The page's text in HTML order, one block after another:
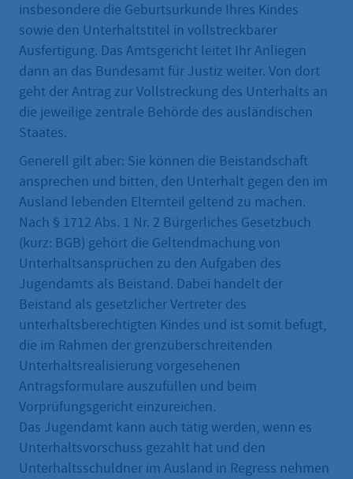
insbesondere die Geburtsurkunde Ihres Kindes
sowie den Unterhaltstitel in vollstreckbarer
Ausfertigung. Das Amtsgericht leitet Ihr Anliegen
dann an das Bundesamt für Justiz weiter. Von dort
geht der Antrag zur Vollstreckung des Unterhalts an
die jeweilige zentrale Behörde des ausländischen
Staates.
Generell gilt aber: Sie können die Beistandschaft
ansprechen und bitten, den Unterhalt gegen den im
Ausland lebenden Elternteil geltend zu machen.
Nach § 1712 Abs. 1 Nr. 2 Bürgerliches Gesetzbuch
(kurz: BGB) gehört die Geltendmachung von
Unterhaltsansprüchen zu den Aufgaben des
Jugendamts als Beistand. Dabei handelt der
Beistand als gesetzlicher Vertreter des
unterhaltsberechtigten Kindes und ist somit befugt,
die im Rahmen der grenzüberschreitenden
Unterhaltsrealisierung vorgesehenen
Antragsformulare auszufüllen und beim
Vorprüfungsgericht einzureichen.
Das Jugendamt kann auch tätig werden, wenn es
Unterhaltsvorschuss gezahlt hat und den
Unterhaltsschuldner im Ausland in Regress nehmen